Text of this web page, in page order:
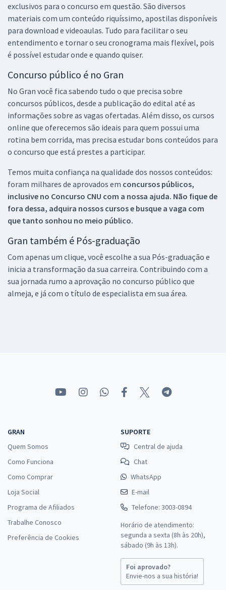
exclusivos para o concurso em questão. São diversos
materiais com um conteúdo riquíssimo, apostilas disponíveis
para download e videoaulas. Tudo para facilitar o seu
entendimento e tornar o seu cronograma mais flexível, pois
é possível estudar onde e quando quiser.
Concurso público é no Gran
No Gran você fica sabendo tudo o que precisa sobre
concursos públicos, desde a publicação do edital até as
informações sobre as vagas ofertadas. Além disso, os cursos
online que oferecemos são ideais para quem possui uma
rotina bem corrida, mas precisa estudar bons conteúdos para
o concurso que está prestes a participar.
Temos muita confiança na qualidade dos nossos conteúdos:
foram milhares de aprovados em concursos públicos,
inclusive no Concurso CNU com a nossa ajuda. Não fique de
fora dessa, adquira nossos cursos e busque a vaga com
que tanto sonhou no meio público.
Gran também é Pós-graduação
Com apenas um clique, você escolhe a sua Pós-graduação e
inicia a transformação da sua carreira. Contribuindo com a
sua jornada rumo a aprovação no concurso público que
almeja, e já com o título de especialista em sua área.
GRAN
Quem Somos
Como Funciona
Como Comprar
Loja Social
Programa de Afiliados
Trabalhe Conosco
Preferência de Cookies
SUPORTE
Central de ajuda
Chat
WhatsApp
E-mail
Telefone: 3003-0894
Horário de atendimento:
segunda a sexta (8h às 20h),
sábado (9h às 13h).
Foi aprovado?
Envie-nos a sua história!